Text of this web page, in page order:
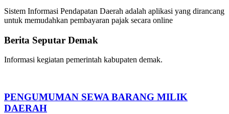
Sistem Informasi Pendapatan Daerah adalah aplikasi yang dirancang
untuk memudahkan pembayaran pajak secara online
Berita Seputar Demak
Informasi kegiatan pemerintah kabupaten demak.
PENGUMUMAN SEWA BARANG MILIK
DAERAH